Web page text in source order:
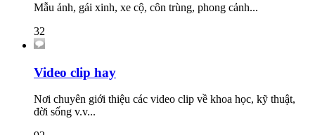
Mẫu ảnh, gái xinh, xe cộ, côn trùng, phong cảnh...
32
Video clip hay
Nơi chuyên giới thiệu các video clip về khoa học, kỹ thuật,
đời sống v.v...